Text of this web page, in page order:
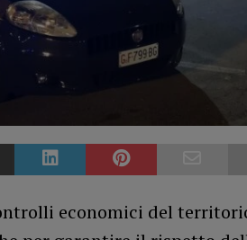
economici del